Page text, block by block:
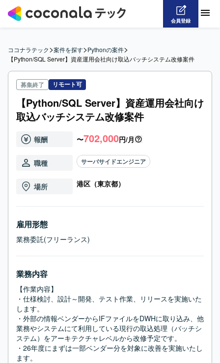
会員登録
ココナラテック>案件を探す>Pythonの案件>
【Python/SQL Server】資産運用会社向け取込バッチシステム改修案件
募集終了 リモート可
【Python/SQL Server】資産運用会社向け
取込バッチシステム改修案件
報酬 〜702,000円/月
職種 サーバサイドエンジニア
場所 港区（東京都）
雇用形態
業務委託(フリーランス)
業務内容
【作業内容】
・仕様検討、設計～開発、テスト作業、リリースを実施いた
します。
・外部の情報ベンダーからIFファイルをDWHに取り込み、他
業務やシステムにて利用している現行の取込処理（バッチシ
ステム）をアーキテクチャレベルから改修予定です。
・26年度にまずは一部ベンダー分を対象に改善を実施いたし
ます。